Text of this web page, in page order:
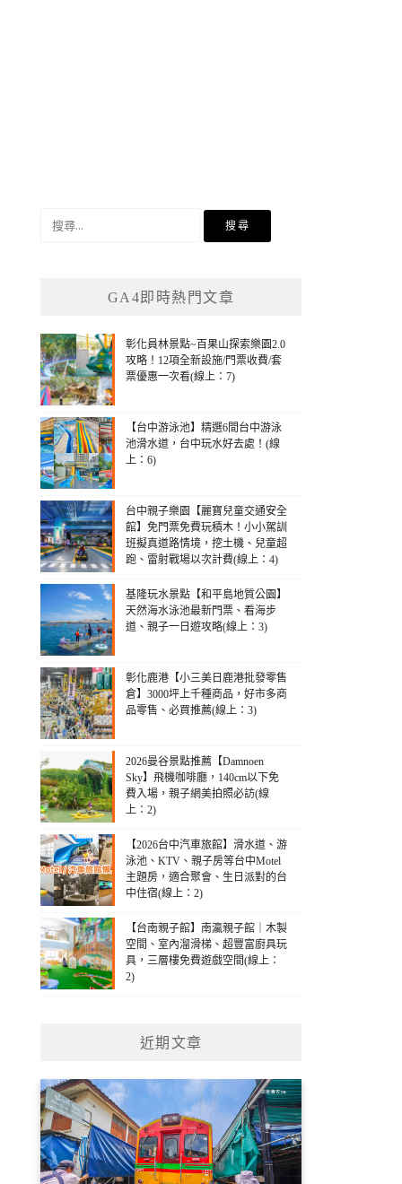
GA4即時熱門文章
彰化員林景點~百果山探索樂園2.0
攻略！12項全新設施/門票收費/套
票優惠一次看(線上：7)
【台中游泳池】精選6間台中游泳
池滑水道，台中玩水好去處！(線
上：6)
台中親子樂園【麗寶兒童交通安全
館】免門票免費玩積木！小小駕訓
班擬真道路情境，挖土機、兒童超
跑、雷射戰場以次計費(線上：4)
基隆玩水景點【和平島地質公園】
天然海水泳池最新門票、看海步
道、親子一日遊攻略(線上：3)
彰化鹿港【小三美日鹿港批發零售
倉】3000坪上千種商品，好市多商
品零售、必買推薦(線上：3)
2026曼谷景點推薦【Damnoen
Sky】飛機咖啡廳，140cm以下免
費入場，親子網美拍照必訪(線
上：2)
【2026台中汽車旅館】滑水道、游
泳池、KTV、親子房等台中Motel
主題房，適合聚會、生日派對的台
中住宿(線上：2)
【台南親子館】南瀛親子館｜木製
空間、室內溜滑梯、超豐富廚具玩
具，三層樓免費遊戲空間(線上：
2)
近期文章